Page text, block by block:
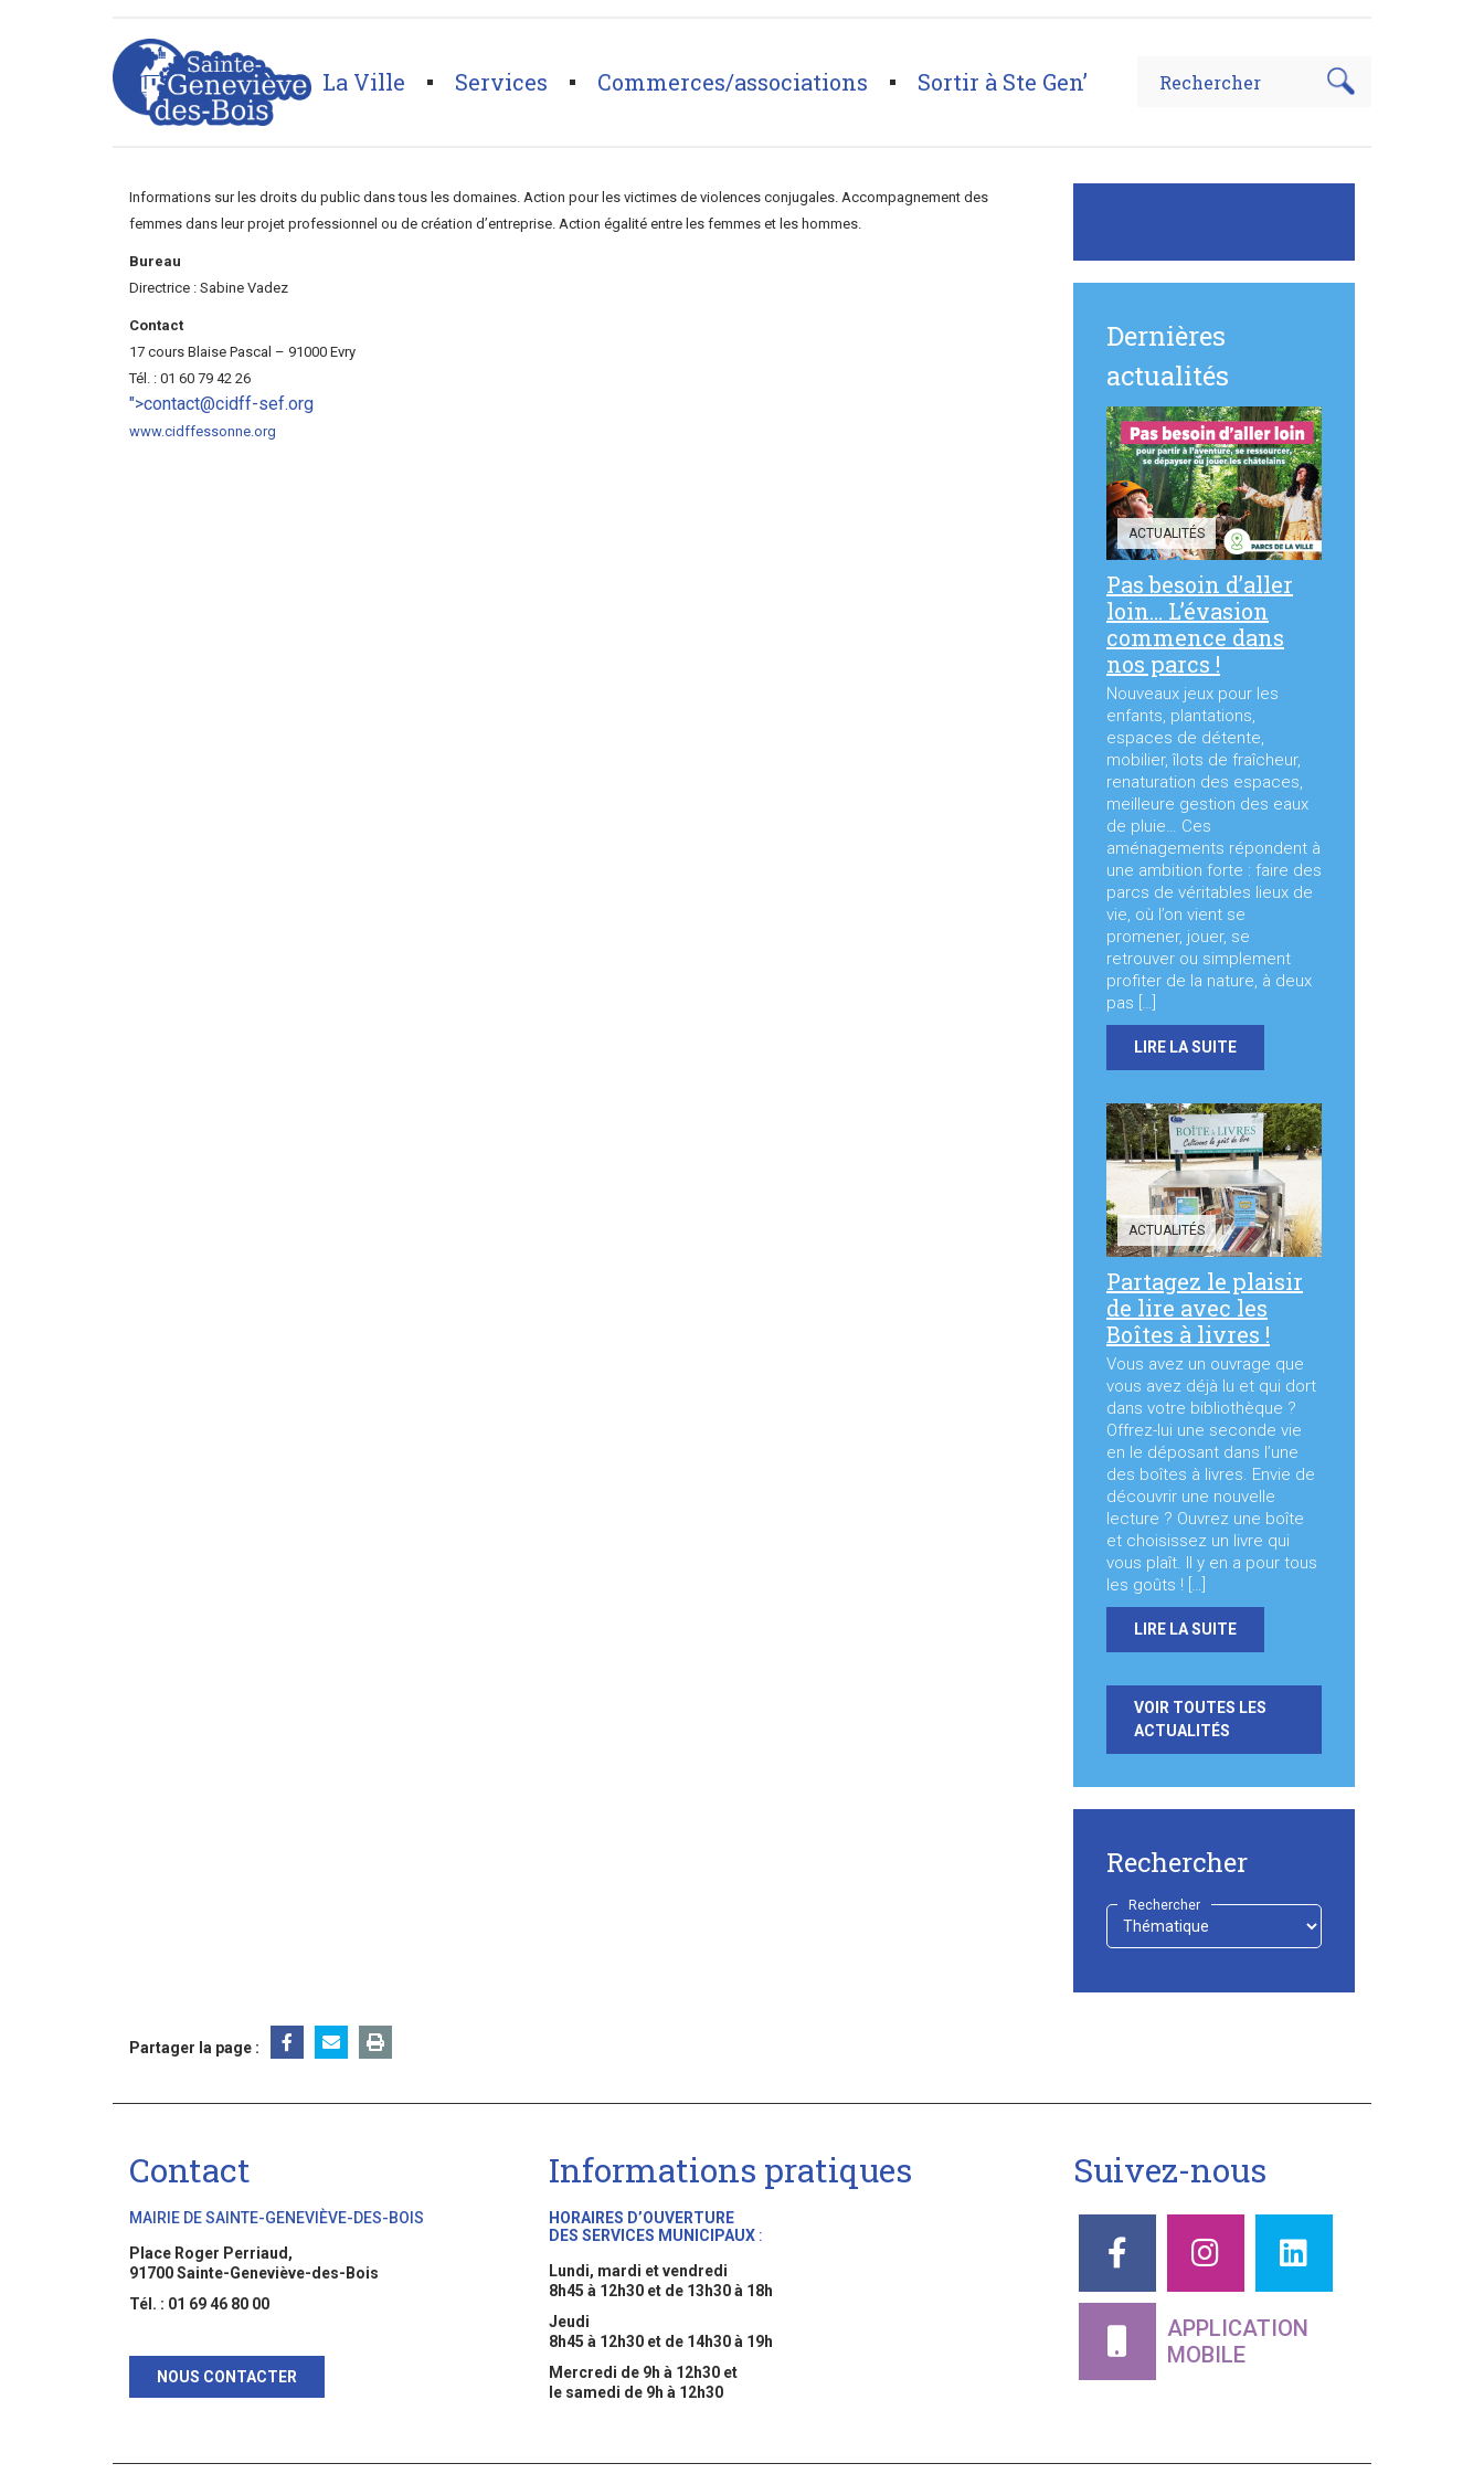
La Ville Services Commerces/associations Sortir à Ste Gen’
Page d'accueil>Annuaires associations
Informations sur les droits du public dans tous les domaines. Action pour les victimes de violences conjugales. Accompagnement des
femmes dans leur projet professionnel ou de création d’entreprise. Action égalité entre les femmes et les hommes.
Bureau
Directrice : Sabine Vadez
Contact
17 cours Blaise Pascal – 91000 Evry
Tél. : 01 60 79 42 26
">contact@cidff-sef.org
www.cidffessonne.org
Dernières
actualités
ACTUALITÉS
Pas besoin d’aller
loin… L’évasion
commence dans
nos parcs !
Nouveaux jeux pour les
enfants, plantations,
espaces de détente,
mobilier, îlots de fraîcheur,
renaturation des espaces,
meilleure gestion des eaux
de pluie… Ces
aménagements répondent à
une ambition forte : faire des
parcs de véritables lieux de
vie, où l’on vient se
promener, jouer, se
retrouver ou simplement
profiter de la nature, à deux
pas […]
LIRE LA SUITE
ACTUALITÉS
Partagez le plaisir
de lire avec les
Boîtes à livres !
Vous avez un ouvrage que
vous avez déjà lu et qui dort
dans votre bibliothèque ?
Offrez-lui une seconde vie
en le déposant dans l’une
des boîtes à livres. Envie de
découvrir une nouvelle
lecture ? Ouvrez une boîte
et choisissez un livre qui
vous plaît. Il y en a pour tous
les goûts ! […]
LIRE LA SUITE
VOIR TOUTES LES
ACTUALITÉS
Rechercher
Rechercher
Choisir
Partager la page :
Contact
MAIRIE DE SAINTE-GENEVIÈVE-DES-BOIS
Place Roger Perriaud,
91700 Sainte-Geneviève-des-Bois
Tél. : 01 69 46 80 00
NOUS CONTACTER
Informations pratiques
HORAIRES D’OUVERTURE
DES SERVICES MUNICIPAUX :
Lundi, mardi et vendredi
8h45 à 12h30 et de 13h30 à 18h
Jeudi
8h45 à 12h30 et de 14h30 à 19h
Mercredi de 9h à 12h30 et
le samedi de 9h à 12h30
Suivez-nous
APPLICATION
MOBILE